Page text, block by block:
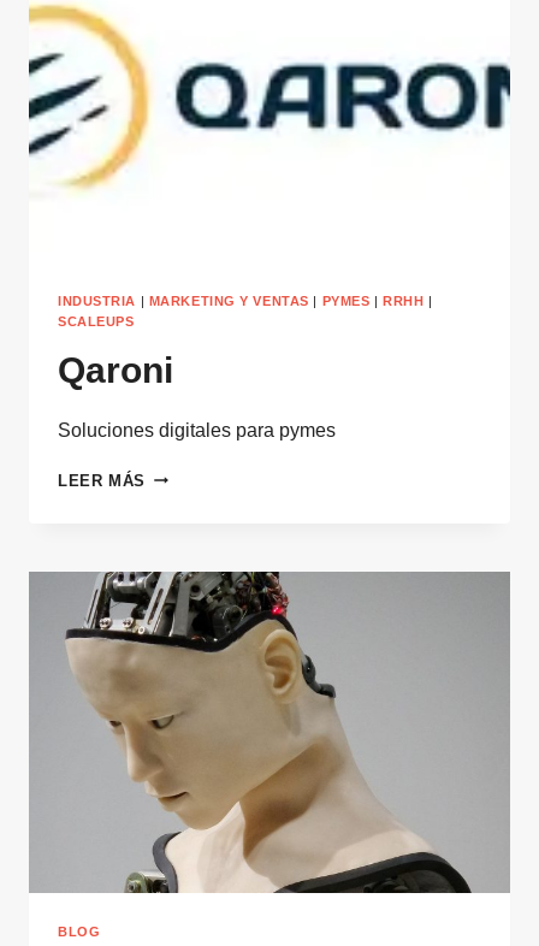
INDUSTRIA | MARKETING Y VENTAS | PYMES |RRHH |
SCALEUPS
Qaroni
Soluciones digitales para pymes
LEER MÁS QARONI
BLOG